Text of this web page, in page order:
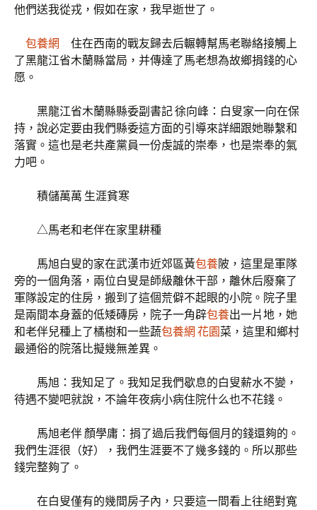
他們送我從戎，假如在家，我早逝世了。
包養網 住在西南的戰友歸去后輾轉幫馬老聯絡接觸上
了黑龍江省木蘭縣當局，并傳達了馬老想為故鄉捐錢的心
愿。
黑龍江省木蘭縣縣委副書記 徐向峰：白叟家一向在保
持，說必定要由我們縣委這方面的引導來詳細跟她聯繫和
落實。這也是老共產黨員一份虔誠的崇奉，也是崇奉的氣
力吧。
積儲萬萬 生涯貧寒
△馬老和老伴在家里耕種
馬旭白叟的家在武漢市近郊區黃包養陂，這里是軍隊
旁的一個角落，兩位白叟是師級離休干部，離休后廢棄了
軍隊設定的住房，搬到了這個荒僻不起眼的小院。院子里
是兩間本身蓋的低矮磚房，院子一角辟包養出一片地，她
和老伴兒種上了橘樹和一些蔬包養網 花園菜，這里和鄉村
最通俗的院落比擬幾無差異。
馬旭：我知足了。我知足我們歇息的白叟薪水不變，
待遇不變吧就說，不論年夜病小病住院什么也不花錢。
馬旭老伴 顏學庸：捐了過后我們每個月的錢還夠的。
我們生涯很（好），我們生涯要不了幾多錢的。所以那些
錢完整夠了。
在白叟僅有的幾間房子內，只要這一間看上往絕對寬